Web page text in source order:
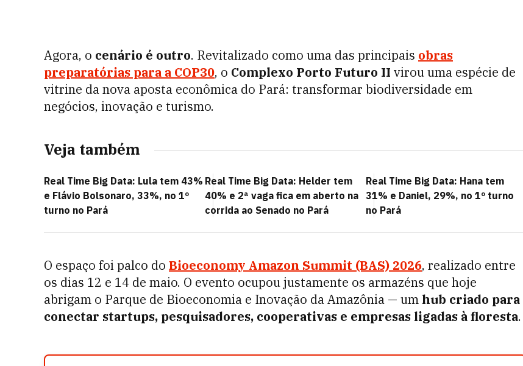
Agora, o cenário é outro. Revitalizado como uma das principais obras
preparatórias para a COP30, o Complexo Porto Futuro II virou uma espécie de
vitrine da nova aposta econômica do Pará: transformar biodiversidade em
negócios, inovação e turismo.
Veja também
Real Time Big Data: Lula tem 43%
e Flávio Bolsonaro, 33%, no 1º
turno no Pará
Real Time Big Data: Helder tem
40% e 2ª vaga fica em aberto na
corrida ao Senado no Pará
Real Time Big Data: Hana tem
31% e Daniel, 29%, no 1º turno
no Pará
O espaço foi palco do Bioeconomy Amazon Summit (BAS) 2026, realizado entre
os dias 12 e 14 de maio. O evento ocupou justamente os armazéns que hoje
abrigam o Parque de Bioeconomia e Inovação da Amazônia — um hub criado para
conectar startups, pesquisadores, cooperativas e empresas ligadas à floresta.